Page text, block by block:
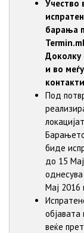
Учество
барања
Доколку
и во
Под
биде
до 15
Мај 2016
веќе